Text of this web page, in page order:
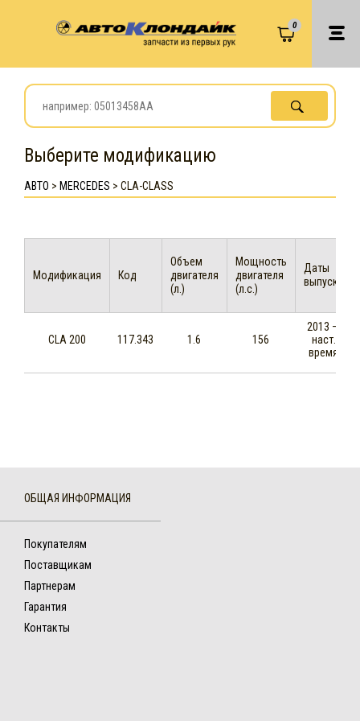
0
Выберите модификацию
АВТО > MERCEDES > CLA-CLASS
Модификация Код
Объем
двигателя
(л.)
Мощность
двигателя
(л.с.)
Даты
выпуска
CLA 200 117.343 1.6 156
2013 —
наст.
время
ОБЩАЯ ИНФОРМАЦИЯ
Покупателям
Поставщикам
Партнерам
Гарантия
Контакты